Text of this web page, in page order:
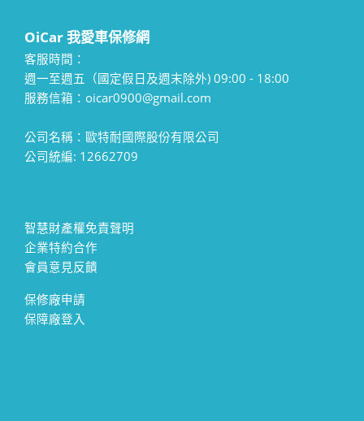
OiCar 我愛車保修網
客服時間：
週一至週五（國定假日及週末除外) 09:00 - 18:00
服務信箱：oicar0900@gmail.com
公司名稱：歐特耐國際股份有限公司
公司統編: 12662709
智慧財產權免責聲明
企業特約合作
會員意見反饋
保修廠申請
保障廠登入